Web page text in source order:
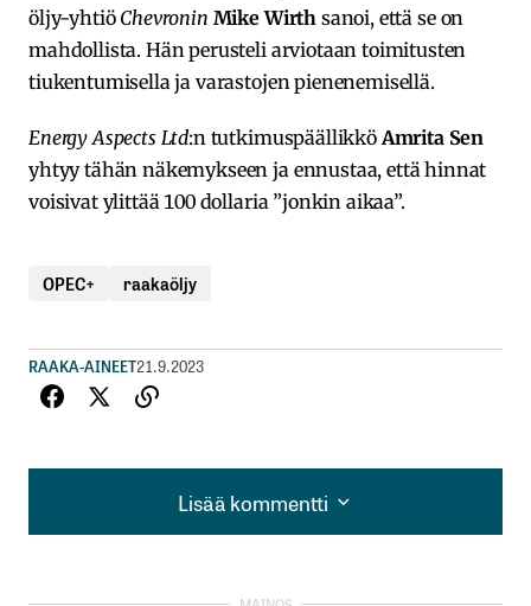
öljy-yhtiö Chevronin Mike Wirth sanoi, että se on
mahdollista. Hän perusteli arviotaan toimitusten
tiukentumisella ja varastojen pienenemisellä.
Energy Aspects Ltd:n tutkimuspäällikköAmrita Sen
yhtyy tähän näkemykseen ja ennustaa, että hinnat
voisivat ylittää 100 dollaria ”jonkin aikaa”.
OPEC+ raakaöljy
RAAKA-AINEET21.9.2023
Lisää kommentti
Lisää kommentti